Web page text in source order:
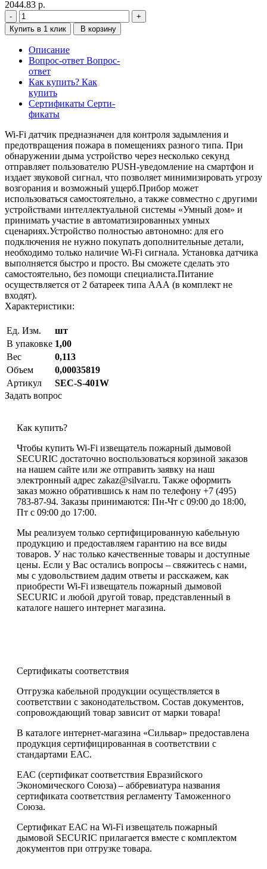
2044.83 р.
Купить в 1 клик В корзину
Описание
Вопрос-ответ Вопрос-
ответ
Как купить? Как
купить
Сертификаты Серти-
фикаты
Wi-Fi датчик предназначен для контроля задымления и
предотвращения пожара в помещениях разного типа. При
обнаружении дыма устройство через несколько секунд
отправляет пользователю PUSH-уведомление на смартфон и
издает звуковой сигнал, что позволяет минимизировать угрозу
возгорания и возможный ущерб.Прибор может
использоваться самостоятельно, а также совместно с другими
устройствами интеллектуальной системы «Умный дом» и
принимать участие в автоматизированных умных
сценариях.Устройство полностью автономно: для его
подключения не нужно покупать дополнительные детали,
необходимо только наличие Wi-Fi сигнала. Установка датчика
выполняется быстро и просто. Вы сможете сделать это
самостоятельно, без помощи специалиста.Питание
осуществляется от 2 батареек типа ААА (в комплект не
входят).
Характеристики:
Ед. Изм.
шт
В упаковке 1,00
Вес
0,113
Объем
0,00035819
Артикул
SEC-S-401W
Задать вопрос
Как купить?
Чтобы купить Wi-Fi извещатель пожарный дымовой
SECURIC достаточно воспользоваться корзиной заказов
на нашем сайте или же отправить заявку на наш
электронный адрес zakaz@silvar.ru. Также оформить
заказ можно обратившись к нам по телефону +7 (495)
783-87-94. Заказы принимаются: Пн-Чт с 09:00 до 18:00,
Пт с 09:00 до 17:00.
Мы реализуем только сертифицированную кабельную
продукцию и предоставляем гарантию на все виды
товаров. У нас только качественные товары и доступные
цены. Если у Вас остались вопросы – свяжитесь с нами,
мы с удовольствием дадим ответы и расскажем, как
приобрести Wi-Fi извещатель пожарный дымовой
SECURIC и любой другой товар, представленный в
каталоге нашего интернет магазина.
Сертификаты соответствия
Отгрузка кабельной продукции осуществляется в
соответствии с законодательством. Состав документов,
сопровождающий товар зависит от марки товара!
В каталоге интернет-магазина «Сильвар» предоставлена
продукция сертифицированная в соответствии с
стандартами ЕАС.
ЕАС (сертификат соответствия Евразийского
Экономического Союза) – аббревиатура названия
сертификата соответствия регламенту Таможенного
Союза.
Сертификат ЕАС на Wi-Fi извещатель пожарный
дымовой SECURIC прилагается вместе с комплектом
документов при отгрузке товара.